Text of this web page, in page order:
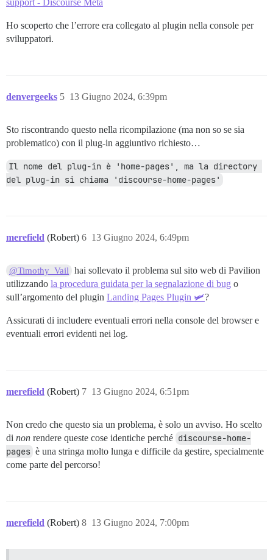
support - Discourse Meta
Ho scoperto che l’errore era collegato al plugin nella console per
sviluppatori.
denvergeeks 13 Giugno 2024, 6:39pm
5
Sto riscontrando questo nella ricompilazione (ma non so se sia
problematico) con il plug-in aggiuntivo richiesto…
Il nome del plug-in è 'home-pages', ma la directory
del plug-in si chiama 'discourse-home-pages'
merefield (Robert) 13 Giugno 2024, 6:49pm
6
@Timothy_Vail
hai sollevato il problema sul sito web di Pavilion
utilizzando la procedura guidata per la segnalazione di bug o
sull’argomento del plugin Landing Pages Plugin 🛩?
Assicurati di includere eventuali errori nella console del browser e
eventuali errori evidenti nei log.
merefield (Robert) 13 Giugno 2024, 6:51pm
7
Non credo che questo sia un problema, è solo un avviso. Ho scelto
di non rendere queste cose identiche perché discourse-home-
pages è una stringa molto lunga e difficile da gestire, specialmente
come parte del percorso!
merefield (Robert) 13 Giugno 2024, 7:00pm
8